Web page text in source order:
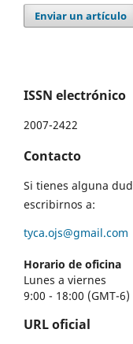
Enviar un artículo
ISSN electrónico
2007-2422
Contacto
Si tienes alguna
escribirnos a:
tyca.ojs@gmail.com
Horario de oficina
Lunes a viernes
9:00 - 18:00 (GMT-6)
URL oficial